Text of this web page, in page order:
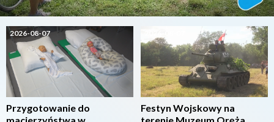
2026-08-07
Przygotowanie do
Festyn Wojskowy na